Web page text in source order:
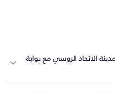
الاتحاد الروسي مع بوابة